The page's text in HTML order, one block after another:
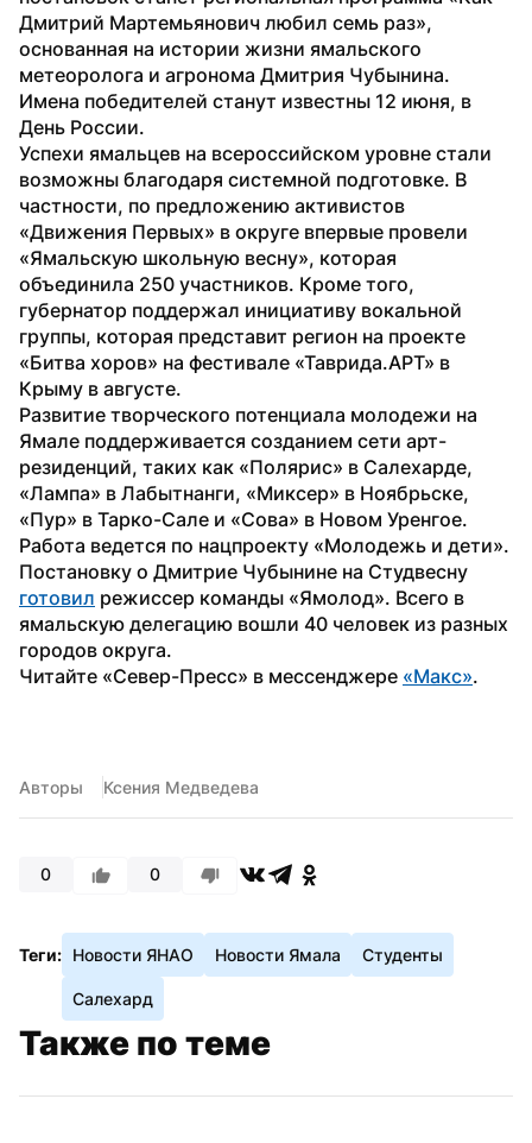
Дмитрий Мартемьянович любил семь раз»,
основанная на истории жизни ямальского
метеоролога и агронома Дмитрия Чубынина.
Имена победителей станут известны 12 июня, в
День России.
Успехи ямальцев на всероссийском уровне стали
возможны благодаря системной подготовке. В
частности, по предложению активистов
«Движения Первых» в округе впервые провели
«Ямальскую школьную весну», которая
объединила 250 участников. Кроме того,
губернатор поддержал инициативу вокальной
группы, которая представит регион на проекте
«Битва хоров» на фестивале «Таврида.АРТ» в
Крыму в августе.
Развитие творческого потенциала молодежи на
Ямале поддерживается созданием сети арт-
резиденций, таких как «Полярис» в Салехарде,
«Лампа» в Лабытнанги, «Миксер» в Ноябрьске,
«Пур» в Тарко-Сале и «Сова» в Новом Уренгое.
Работа ведется по нацпроекту «Молодежь и дети».
готовил режиссер команды «Ямолод». Всего в
ямальскую делегацию вошли 40 человек из разных
городов округа.
Читайте «Север-Пресс» в мессенджере «Макс».
Авторы Ксения Медведева
0 0
Теги: Новости ЯНАО Новости Ямала Студенты
Салехард
Также по теме